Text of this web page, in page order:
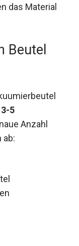
das Material
Beutel
3-5
Anzahl
ab: